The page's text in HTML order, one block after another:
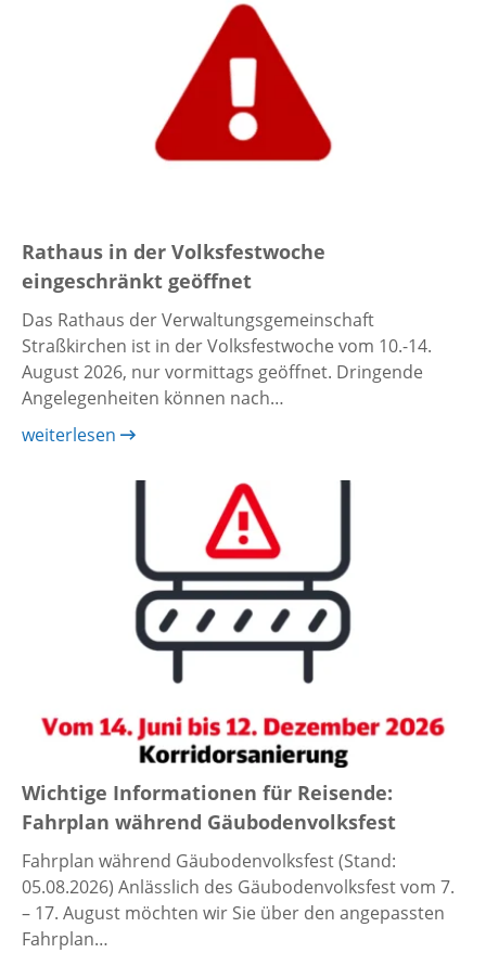
Rathaus in der Volksfestwoche
eingeschränkt geöffnet
Das Rathaus der Verwaltungsgemeinschaft
Straßkirchen ist in der Volksfestwoche vom 10.-14.
August 2026, nur vormittags geöffnet. Dringende
Angelegenheiten können nach…
weiterlesen
Wichtige Informationen für Reisende:
Fahrplan während Gäubodenvolksfest
Fahrplan während Gäubodenvolksfest (Stand:
05.08.2026) Anlässlich des Gäubodenvolksfest vom 7.
– 17. August möchten wir Sie über den angepassten
Fahrplan…